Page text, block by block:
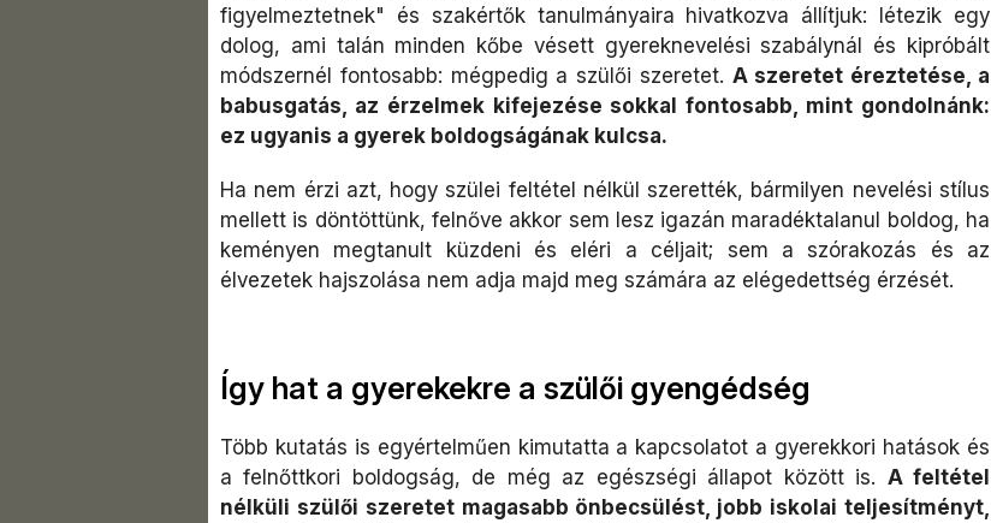
figyelmeztetnek" és szakértők tanulmányaira hivatkozva állítjuk: létezik egy
dolog, ami talán minden kőbe vésett gyereknevelési szabálynál és kipróbált
módszernél fontosabb: mégpedig a szülői szeretet. A szeretet éreztetése, a
babusgatás, az érzelmek kifejezése sokkal fontosabb, mint gondolnánk:
ez ugyanis a gyerek boldogságának kulcsa.
Ha nem érzi azt, hogy szülei feltétel nélkül szerették, bármilyen nevelési stílus
mellett is döntöttünk, felnőve akkor sem lesz igazán maradéktalanul boldog, ha
keményen megtanult küzdeni és eléri a céljait; sem a szórakozás és az
élvezetek hajszolása nem adja majd meg számára az elégedettség érzését.
Így hat a gyerekekre a szülői gyengédség
Több kutatás is egyértelműen kimutatta a kapcsolatot a gyerekkori hatások és
a felnőttkori boldogság, de még az egészségi állapot között is. A feltétel
nélküli szülői szeretet magasabb önbecsülést, jobb iskolai teljesítményt,